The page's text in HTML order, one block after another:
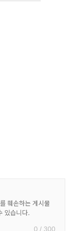
0 / 300